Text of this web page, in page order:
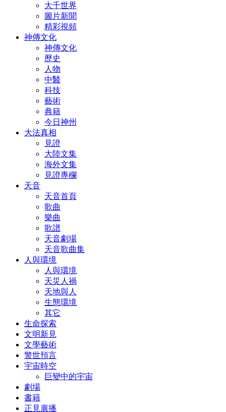
大千世界
圖片新聞
精彩視頻
神傳文化
神傳文化
歷史
人物
中醫
科技
藝術
典籍
今日神州
大法真相
見證
大陸文集
海外文集
見證專欄
天音
天音首頁
歌曲
樂曲
歌譜
天音劇場
天音歌曲集
人與環境
人與環境
天災人禍
天地與人
生態環境
其它
生命探索
文明新見
文學藝術
警世預言
宇宙時空
巨變中的宇宙
劇場
書籍
正見廣播